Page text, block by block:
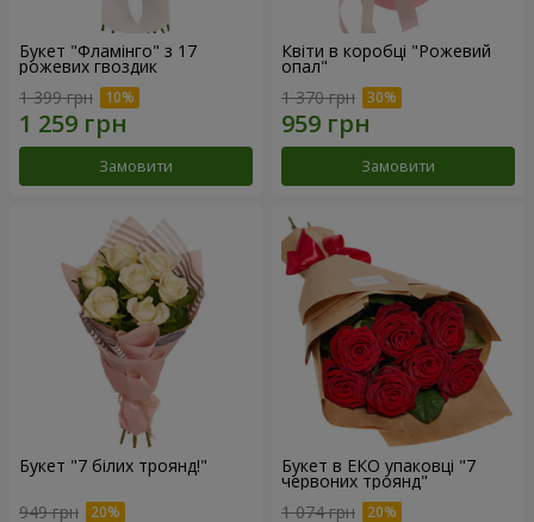
Букет "Фламінго" з 17
рожевих гвоздик
1 399 грн
Замовити
Квіти в коробці "Рожевий
опал"
1 370 грн
Замовити
Букет "7 білих троянд!"
949 грн
Букет в ЕКО упаковці "7
червоних троянд"
1 074 грн